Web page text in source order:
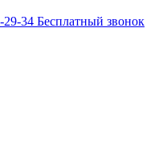
29-34 Бесплатный звонок